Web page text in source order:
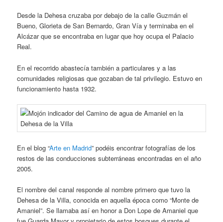
Desde la Dehesa cruzaba por debajo de la calle Guzmán el
Bueno, Glorieta de San Bernardo, Gran Vía y terminaba en el
Alcázar que se encontraba en lugar que hoy ocupa el Palacio
Real.
En el recorrido abastecía también a particulares y a las
comunidades religiosas que gozaban de tal privilegio. Estuvo en
funcionamiento hasta 1932.
En el blog “Arte en Madrid” podéis encontrar fotografías de los
restos de las conducciones subterráneas encontradas en el año
2005.
El nombre del canal responde al nombre primero que tuvo la
Dehesa de la Villa, conocida en aquella época como “Monte de
Amaniel”. Se llamaba así en honor a Don Lope de Amaniel que